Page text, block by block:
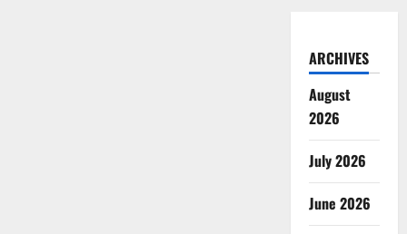
ARCHIVES
August
2026
July 2026
June 2026